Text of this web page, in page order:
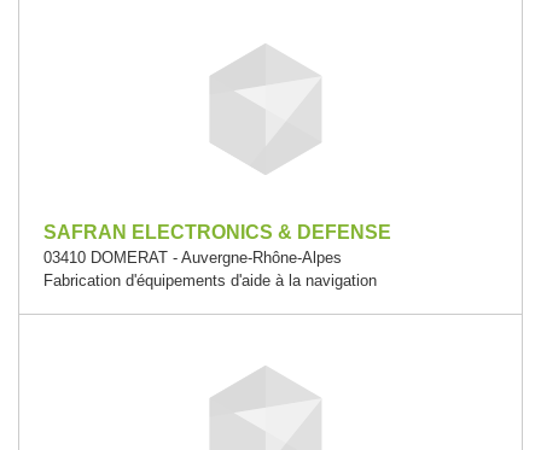
SAFRAN ELECTRONICS & DEFENSE
03410 DOMERAT - Auvergne-Rhône-Alpes
Fabrication d'équipements d'aide à la navigation